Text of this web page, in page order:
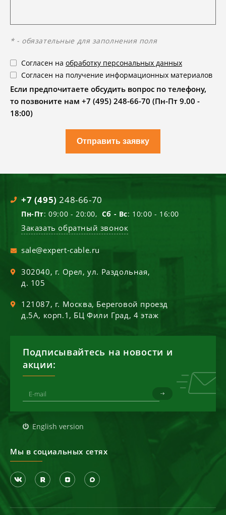
* - обязательные для заполнения поля
Согласен на обработку персональных данных
Согласен на получение информационных материалов
Если предпочитаете обсудить вопрос по телефону,
то позвоните нам +7 (495) 248-66-70 (Пн-Пт 9.00 -
18:00)
Отправить заявку
+7 (495) 248-66-70
Пн-Пт: 09:00 - 20:00, Сб - Вс: 10:00 - 16:00
Заказать обратный звонок
sale@expert-cable.ru
302040, г. Орел,ул. Раздольная,
д. 105
121087, г. Москва, Береговой проезд
д.5А, корп.1, БЦ Фили Град, 4 этаж
Подписывайтесь на новости и
акции:
English version
Мы в социальных сетях